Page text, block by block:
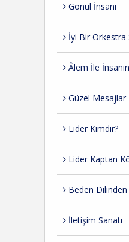
Gönül İnsanı
İyi Bir Orkestra
Âlem İle
Güzel Mesajlar
Lider Kimdir?
Lider Kaptan
Beden
İletişim Sanatı